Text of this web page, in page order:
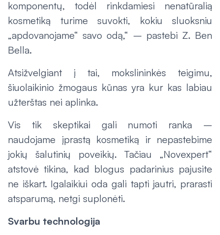
komponentų, todėl rinkdamiesi nenatūralią
kosmetiką turime suvokti, kokiu sluoksniu
„apdovanojame“ savo odą,“ – pastebi Z. Ben
Bella.
Atsižvelgiant į tai, mokslininkės teigimu,
šiuolaikinio žmogaus kūnas yra kur kas labiau
užterštas nei aplinka.
Vis tik skeptikai gali numoti ranka –
naudojame įprastą kosmetiką ir nepastebime
jokių šalutinių poveikių. Tačiau „Novexpert“
atstovė tikina, kad blogus padarinius pajusite
ne iškart. Igalaikiui oda gali tapti jautri, prarasti
atsparumą, netgi suplonėti.
Svarbu technologija